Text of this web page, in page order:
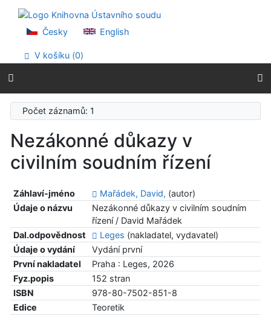
Přejít na menu
Prohlášení o webové přístupnosti
Česky English
V košíku (0)
Počet záznamů: 1
Nezákonné důkazy v
civilním soudním řízení
Záhlaví-jméno Mařádek, David, (autor)
Údaje o názvu
Nezákonné důkazy v civilním soudním
řízení / David Mařádek
Dal.odpovědnost
Leges (nakladatel, vydavatel)
Údaje o vydání
Vydání první
První nakladatel
Praha : Leges, 2026
Fyz.popis
152 stran
ISBN
978-80-7502-851-8
Edice
Teoretik